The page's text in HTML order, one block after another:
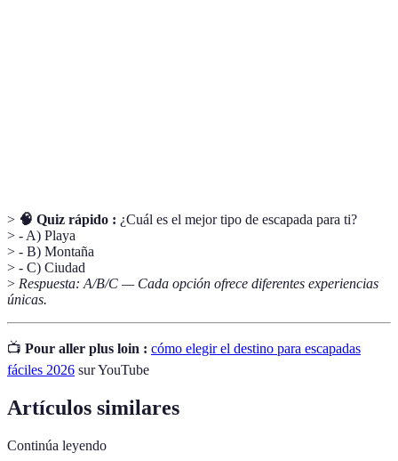
> 🧠 Quiz rápido : ¿Cuál es el mejor tipo de escapada para ti?
> - A) Playa
> - B) Montaña
> - C) Ciudad
> Respuesta: A/B/C — Cada opción ofrece diferentes experiencias
únicas.
📺 Pour aller plus loin : cómo elegir el destino para escapadas
fáciles 2026 sur YouTube
Artículos similares
Continúa leyendo